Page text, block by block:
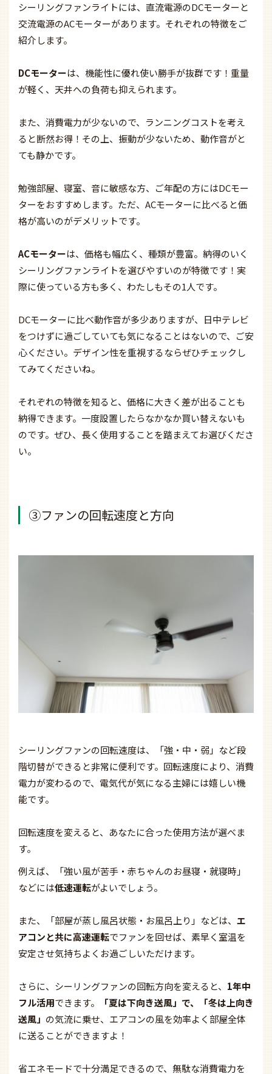
シーリングファンライトには、直流電源のDCモーターと
交流電源のACモーターがあります。それぞれの特徴をご
紹介します。
DCモーターは、機能性に優れ使い勝手が抜群です！重量
が軽く、天井への負荷も抑えられます。
また、消費電力が少ないので、ランニングコストを考え
ると断然お得！その上、振動が少ないため、動作音がと
ても静かです。
勉強部屋、寝室、音に敏感な方、ご年配の方にはDCモー
ターをおすすめします。ただ、ACモーターに比べると価
格が高いのがデメリットです。
ACモーターは、価格も幅広く、種類が豊富。納得のいく
シーリングファンライトを選びやすいのが特徴です！実
際に使っている方も多く、わたしもその1人です。
DCモーターに比べ動作音が多少ありますが、日中テレビ
をつけずに過ごしていても気になることはないので、ご安
心ください。デザイン性を重視するならぜひチェックし
てみてくださいね。
それぞれの特徴を知ると、価格に大きく差が出ることも
納得できます。一度設置したらなかなか買い替えないも
のです。ぜひ、長く使用することを踏まえてお選びくださ
い。
③ファンの回転速度と方向
シーリングファンの回転速度は、「強・中・弱」など段
階切替ができると非常に便利です。回転速度により、消費
電力が変わるので、電気代が気になる主婦には嬉しい機
能です。
回転速度を変えると、あなたに合った使用方法が選べま
す。
例えば、「強い風が苦手・赤ちゃんのお昼寝・就寝時」
などには低速運転がよいでしょう。
また、「部屋が蒸し風呂状態・お風呂上り」などは、 エ
アコンと共に高速運転でファンを回せば、素早く室温を
安定させ気持ちよくお過ごしいただけます。
さらに、シーリングファンの回転方向を変えると、 1年中
フル活用できます。
「夏は下向き送風」で、「冬は上向き
送風」 の気流に乗せ、エアコンの風を効率よく部屋全体
に送ることができますよ！
省エネモードで十分満足できるので、無駄な消費電力を